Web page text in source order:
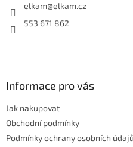
elkam@elkam.cz
553 671 862
Informace pro vás
Jak nakupovat
Obchodní podmínky
Podmínky ochrany osobních údajů